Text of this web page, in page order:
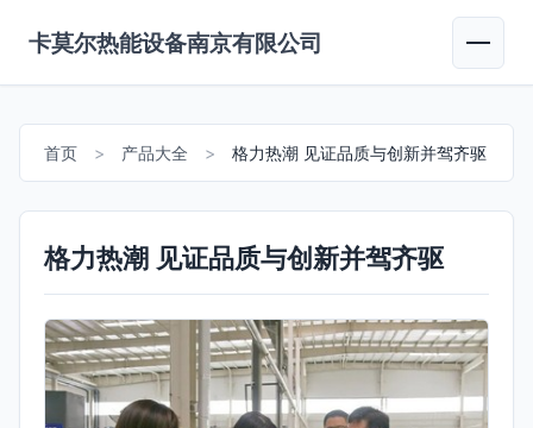
卡莫尔热能设备南京有限公司
首页 > 产品大全 > 格力热潮 见证品质与创新并驾齐驱
格力热潮 见证品质与创新并驾齐驱